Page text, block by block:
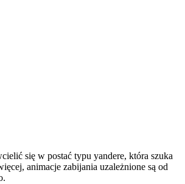
się w postać typu yandere, która szuka
animacje zabijania uzależnione są od